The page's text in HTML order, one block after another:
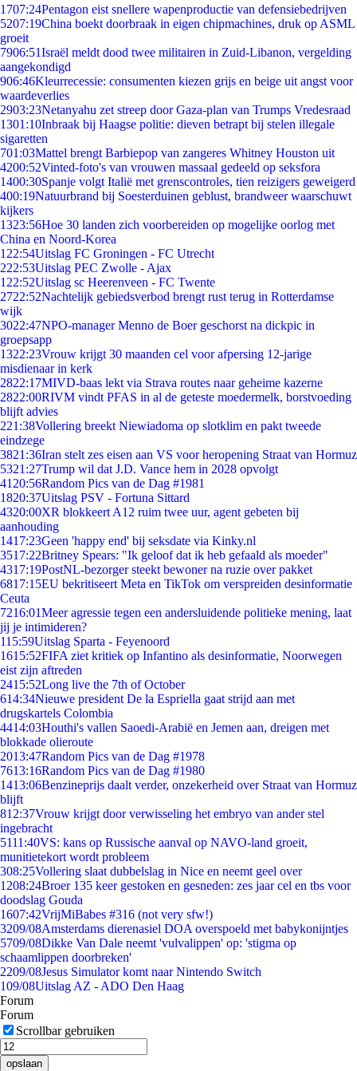
1707:24Pentagon eist snellere wapenproductie van defensiebedrijven
5207:19China boekt doorbraak in eigen chipmachines, druk op ASML
groeit
7906:51Israël meldt dood twee militairen in Zuid-Libanon, vergelding
aangekondigd
906:46Kleurrecessie: consumenten kiezen grijs en beige uit angst voor
waardeverlies
2903:23Netanyahu zet streep door Gaza-plan van Trumps Vredesraad
1301:10Inbraak bij Haagse politie: dieven betrapt bij stelen illegale
sigaretten
701:03Mattel brengt Barbiepop van zangeres Whitney Houston uit
4200:52Vinted-foto's van vrouwen massaal gedeeld op seksfora
1400:30Spanje volgt Italië met grenscontroles, tien reizigers geweigerd
400:19Natuurbrand bij Soesterduinen geblust, brandweer waarschuwt
kijkers
1323:56Hoe 30 landen zich voorbereiden op mogelijke oorlog met
China en Noord-Korea
1 22:54Uitslag FC Groningen - FC Utrecht
222:53Uitslag PEC Zwolle - Ajax
1 22:52Uitslag sc Heerenveen - FC Twente
2722:52Nachtelijk gebiedsverbod brengt rust terug in Rotterdamse
wijk
3022:47NPO-manager Menno de Boer geschorst na dickpic in
groepsapp
1322:23Vrouw krijgt 30 maanden cel voor afpersing 12-jarige
misdienaar in kerk
2822:17MIVD-baas lekt via Strava routes naar geheime kazerne
2822:00RIVM vindt PFAS in al de geteste moedermelk, borstvoeding
blijft advies
221:38Vollering breekt Niewiadoma op slotklim en pakt tweede
eindzege
3821:36Iran stelt zes eisen aan VS voor heropening Straat van Hormuz
5321:27Trump wil dat J.D. Vance hem in 2028 opvolgt
41 20:56Random Pics van de Dag #1981
1820:37Uitslag PSV - Fortuna Sittard
4320:00XR blokkeert A12 ruim twee uur, agent gebeten bij
aanhouding
1417:23Geen 'happy end' bij seksdate via Kinky.nl
3517:22Britney Spears: "Ik geloof dat ik heb gefaald als moeder"
4317:19PostNL-bezorger steekt bewoner na ruzie over pakket
6817:15EU bekritiseert Meta en TikTok om verspreiden desinformatie
Ceuta
7216:01Meer agressie tegen een andersluidende politieke mening, laat
jij je intimideren?
115:59Uitslag Sparta - Feyenoord
1615:52FIFA ziet kritiek op Infantino als desinformatie, Noorwegen
eist zijn aftreden
2415:52Long live the 7th of October
614:34Nieuwe president De la Espriella gaat strijd aan met
drugskartels Colombia
4414:03Houthi's vallen Saoedi-Arabië en Jemen aan, dreigen met
blokkade olieroute
2013:47Random Pics van de Dag #1978
7613:16Random Pics van de Dag #1980
1413:06Benzineprijs daalt verder, onzekerheid over Straat van Hormuz
blijft
812:37Vrouw krijgt door verwisseling het embryo van ander stel
ingebracht
5111:40VS: kans op Russische aanval op NAVO-land groeit,
munitietekort wordt probleem
308:25Vollering slaat dubbelslag in Nice en neemt geel over
1208:24Broer 135 keer gestoken en gesneden: zes jaar cel en tbs voor
doodslag Gouda
1607:42VrijMiBabes #316 (not very sfw!)
3209/08Amsterdams dierenasiel DOA overspoeld met babykonijntjes
5709/08Dikke Van Dale neemt 'vulvalippen' op: 'stigma op
schaamlippen doorbreken'
2209/08Jesus Simulator komt naar Nintendo Switch
109/08Uitslag AZ - ADO Den Haag
Forum
Forum
Scrollbar gebruiken
opslaan